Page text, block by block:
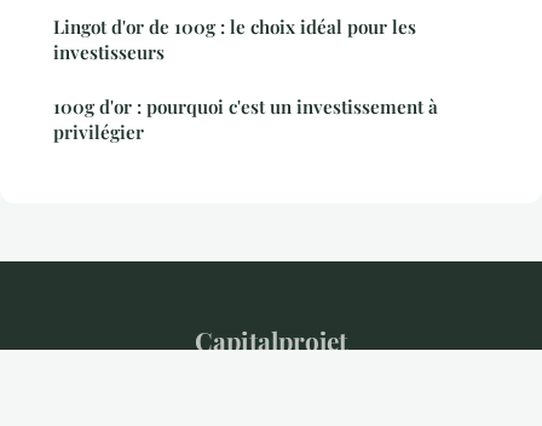
Lingot d'or de 100g : le choix idéal pour les
investisseurs
100g d'or : pourquoi c'est un investissement à
privilégier
Capitalprojet